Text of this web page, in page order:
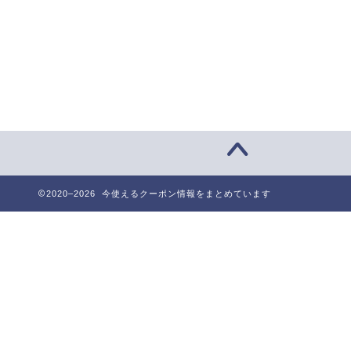
2020–2026 今使えるクーポン情報をまとめています